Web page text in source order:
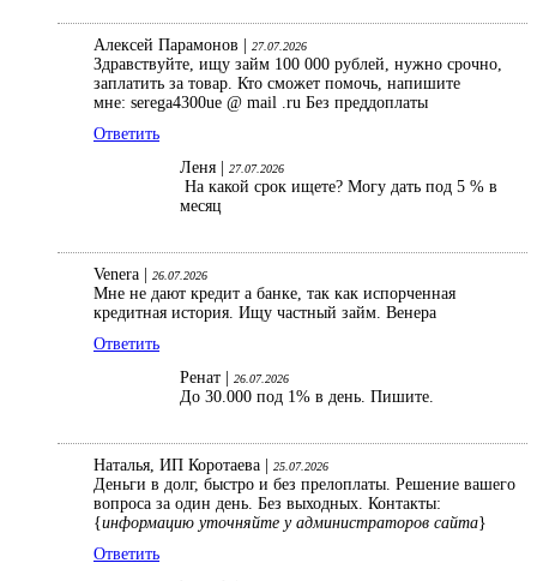
Алексей Парамонов | 27.07.2026
Здравствуйте, ищу займ 100 000 рублей, нужно срочно,
заплатить за товар. Кто сможет помочь, напишите
мне: serega4300ue @ mail .ru Без преддоплаты
Ответить
Леня |
27.07.2026
На какой срок ищете? Могу дать под 5 % в
месяц
Venera | 26.07.2026
Мне не дают кредит а банке, так как испорченная
кредитная история. Ищу частный займ. Венера
Ответить
Ренат |
26.07.2026
До 30.000 под 1% в день. Пишите.
Наталья, ИП Коротаева | 25.07.2026
Деньги в долг, быстро и без прелоплаты. Решение вашего
вопроса за один день. Без выходных. Контакты:
{информацию уточняйте у администраторов сайта}
Ответить